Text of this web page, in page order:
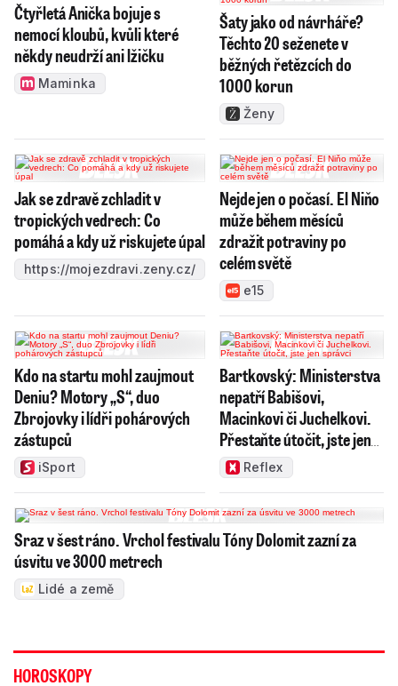
Čtyřletá Anička bojuje s
nemocí kloubů, kvůli které
někdy neudrží ani lžičku
Maminka
Šaty jako od návrháře?
Těchto 20 seženete v
běžných řetězcích do
1000 korun
Ženy
Jak se zdravě zchladit v
tropických vedrech: Co
pomáhá a kdy už riskujete úpal
https://mojezdravi.zeny.cz/
Nejde jen o počasí. El Niňo
může během měsíců
zdražit potraviny po
celém světě
e15
Kdo na startu mohl zaujmout
Deniu? Motory „S“, duo
Zbrojovky i lídři pohárových
zástupců
iSport
Bartkovský: Ministerstva
nepatří Babišovi,
Macinkovi či Juchelkovi.
Přestaňte útočit, jste jen
správci
Reflex
Sraz v šest ráno. Vrchol festivalu Tóny Dolomit zazní za
úsvitu ve 3000 metrech
Lidé a země
HOROSKOPY